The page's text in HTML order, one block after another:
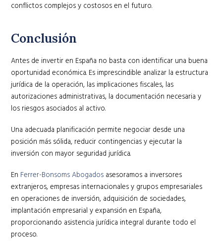
conflictos complejos y costosos en el futuro.
Conclusión
Antes de invertir en España no basta con identificar una buena
oportunidad económica. Es imprescindible analizar la estructura
jurídica de la operación, las implicaciones fiscales, las
autorizaciones administrativas, la documentación necesaria y
los riesgos asociados al activo.
Una adecuada planificación permite negociar desde una
posición más sólida, reducir contingencias y ejecutar la
inversión con mayor seguridad jurídica.
En Ferrer-Bonsoms Abogados asesoramos a inversores
extranjeros, empresas internacionales y grupos empresariales
en operaciones de inversión, adquisición de sociedades,
implantación empresarial y expansión en España,
proporcionando asistencia jurídica integral durante todo el
proceso.